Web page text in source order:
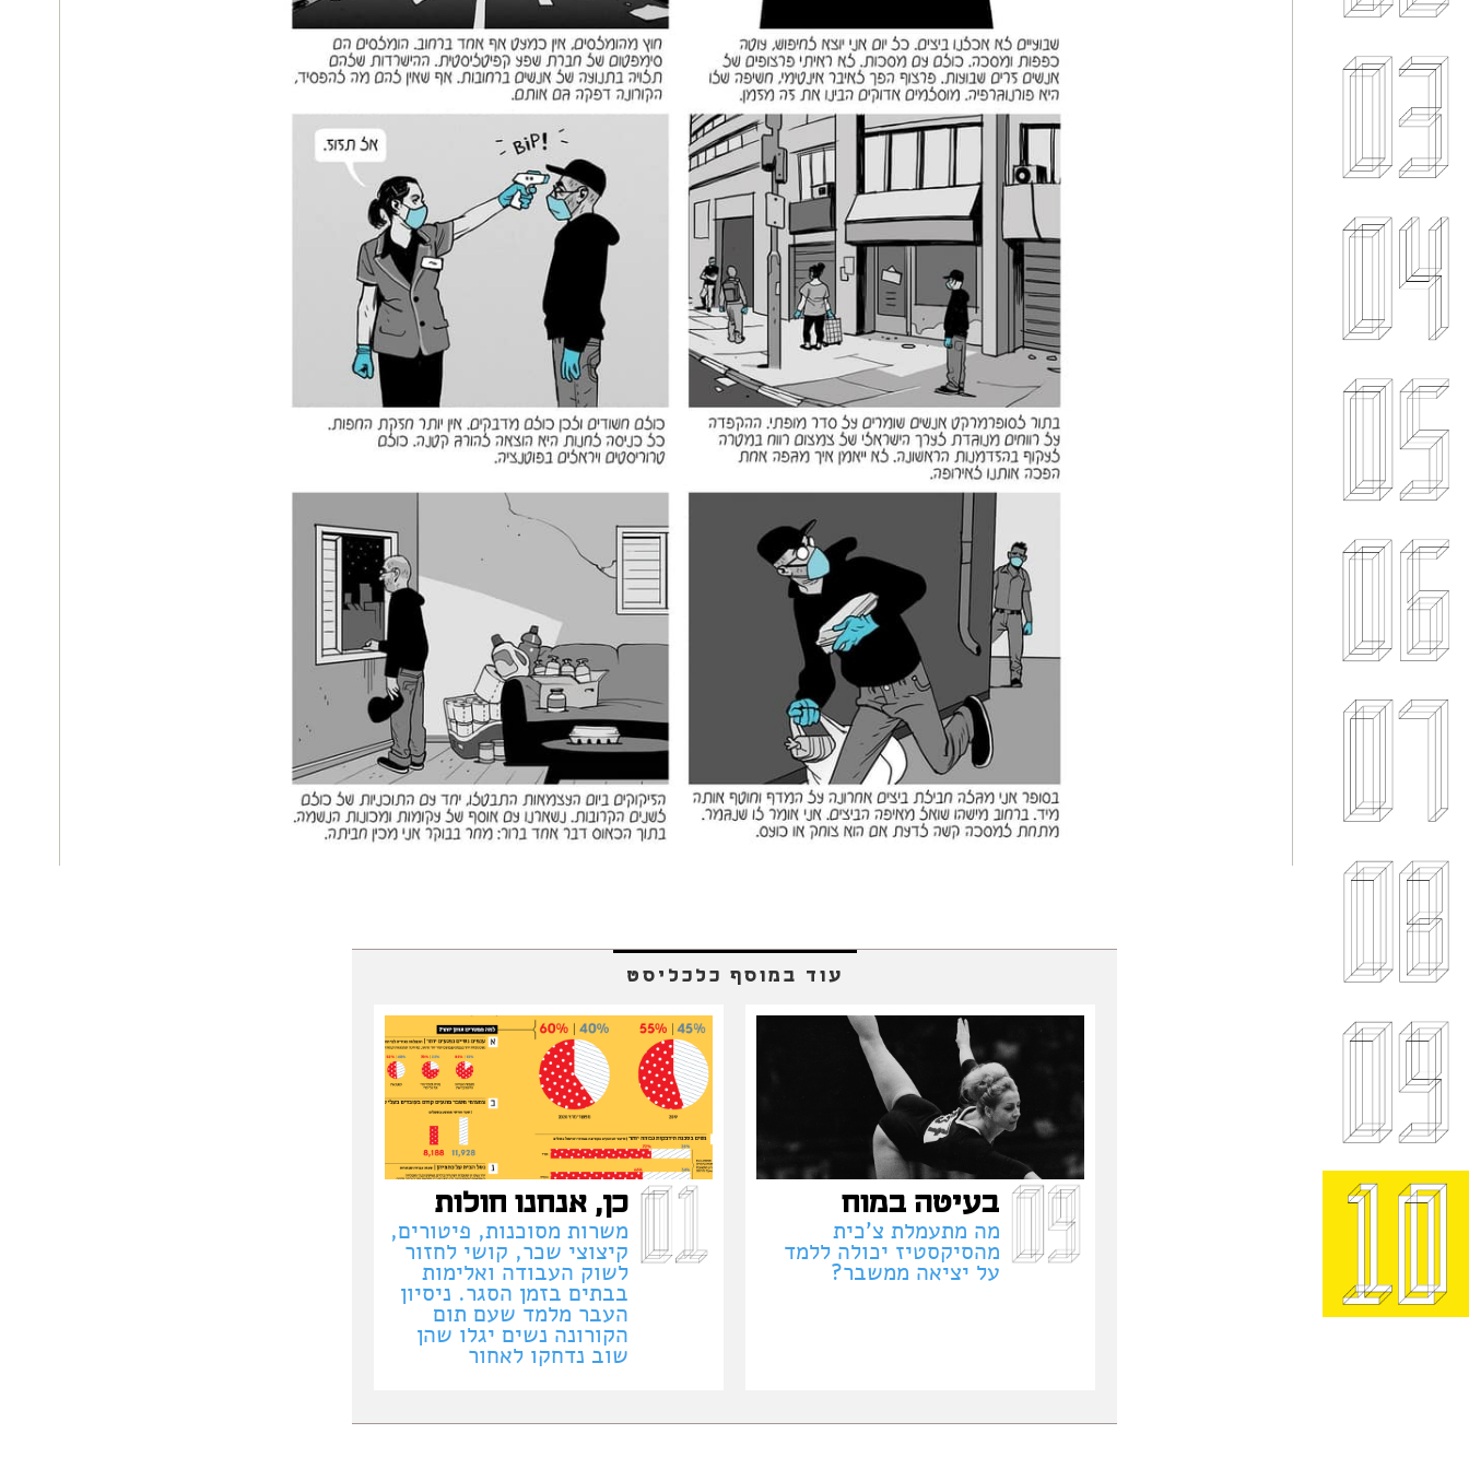
עוד במוסף כלכליסט
בעיטה במוח
מה מתעמלת צ'כית
מהסיקסטיז יכולה ללמד
על יציאה ממשבר?
כן, אנחנו חולות
משרות מסוכנות, פיטורים,
קיצוצי שכר, קושי לחזור
לשוק העבודה ואלימות
בבתים בזמן הסגר. ניסיון
העבר מלמד שעם תום
הקורונה נשים יגלו שהן
שוב נדחקו לאחור